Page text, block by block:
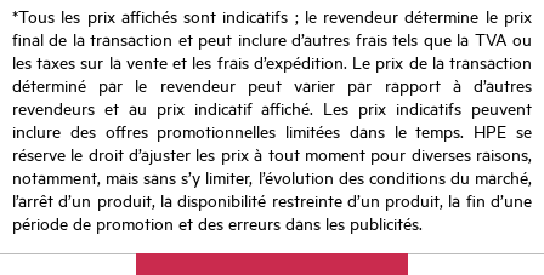
*Tous les prix affichés sont indicatifs ; le revendeur détermine le prix
final de la transaction et peut inclure d’autres frais tels que la TVA ou
les taxes sur la vente et les frais d’expédition. Le prix de la transaction
déterminé par le revendeur peut varier par rapport à d’autres
revendeurs et au prix indicatif affiché. Les prix indicatifs peuvent
inclure des offres promotionnelles limitées dans le temps. HPE se
réserve le droit d’ajuster les prix à tout moment pour diverses raisons,
notamment, mais sans s’y limiter, l’évolution des conditions du marché,
l’arrêt d’un produit, la disponibilité restreinte d’un produit, la fin d’une
période de promotion et des erreurs dans les publicités.